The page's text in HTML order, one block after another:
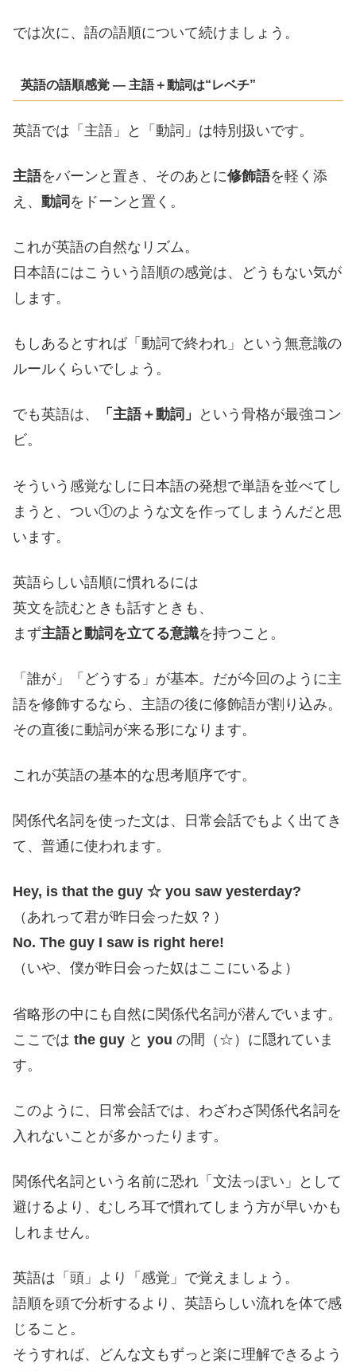
では次に、語の語順について続けましょう。
英語の語順感覚 ― 主語＋動詞は“レベチ”
英語では「主語」と「動詞」は特別扱いです。
主語をバーンと置き、そのあとに修飾語を軽く添
え、 動詞 をドーンと置く。
これが英語の自然なリズム。
日本語にはこういう語順の感覚は、どうもない気が
します。
もしあるとすれば「動詞で終われ」という無意識の
ルールくらいでしょう。
でも英語は、 「主語＋動詞」
という骨格が最強コン
ビ。
そういう感覚なしに日本語の発想で単語を並べてし
まうと、つい①のような文を作ってしまうんだと思
います。
英語らしい語順に慣れるには
英文を読むときも話すときも、
まず主語と動詞を立てる意識を持つこと。
「誰が」「どうする」が基本。だが今回のように主
語を修飾するなら、主語の後に修飾語が割り込み。
その直後に動詞が来る形になります。
これが英語の基本的な思考順序です。
関係代名詞を使った文は、日常会話でもよく出てき
て、普通に使われます。
Hey, is that the guy ☆ you saw yesterday?
（あれって君が昨日会った奴？）
No. The guy I saw is right here!
（いや、僕が昨日会った奴はここにいるよ）
省略形の中にも自然に関係代名詞が潜んでいます。
ここでは the guy と you の間（☆）に隠れていま
す。
このように、日常会話では、わざわざ関係代名詞を
入れないことが多かったります。
関係代名詞という名前に恐れ「文法っぽい」として
避けるより、むしろ耳で慣れてしまう方が早いかも
しれません。
英語は「頭」より「感覚」で覚えましょう。
語順を頭で分析するより、英語らしい流れを体で感
じること。
そうすれば、どんな文もずっと楽に理解できるよう